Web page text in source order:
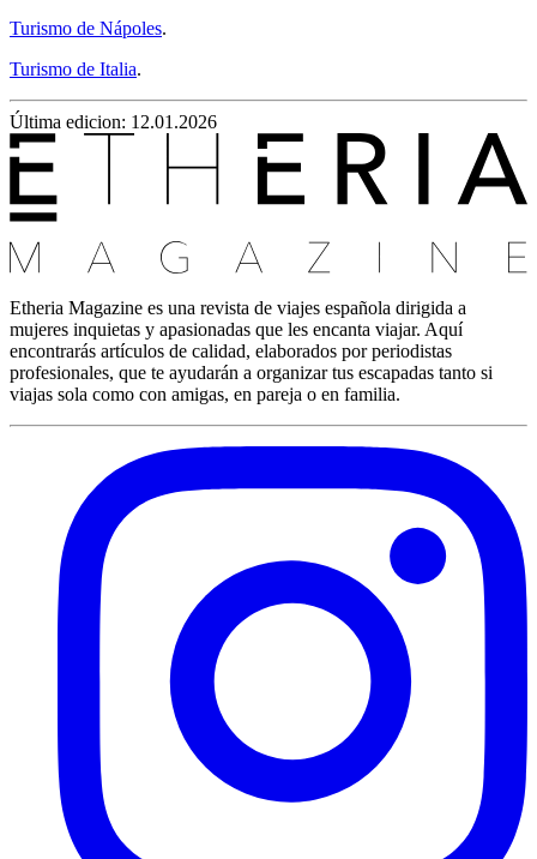
Turismo de Nápoles.
Turismo de Italia.
Última edicion: 12.01.2026
Etheria Magazine es una revista de viajes española dirigida a
mujeres inquietas y apasionadas que les encanta viajar. Aquí
encontrarás artículos de calidad, elaborados por periodistas
profesionales, que te ayudarán a organizar tus escapadas tanto si
viajas sola como con amigas, en pareja o en familia.